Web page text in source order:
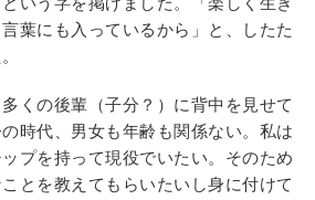
葉にも入っているから」と、したた
くの後輩（子分？）に背中を見せて
時代、男女も年齢も関係ない。私は
プを持って現役でいたい。そのため
とを教えてもらいたいし身に付けて